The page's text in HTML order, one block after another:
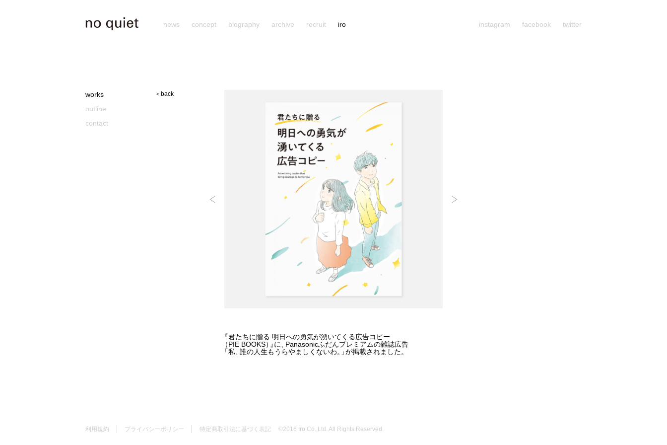
news concept biography archive recruit iro instagram facebook twitter
＜back
『君たちに贈る 明日への勇気が湧いてくる広告コピー
（PIE BOOKS）』に 、Panasonicふだんプレミアムの雑誌広告
「私 、
誰の人生もうらやましくないわ。」が掲載されました。
works
outline
contact
利用規約 プライバシーポリシー 特定商取引法に基づく表記 ©2016 Iro Co.,Ltd. All Rights Reserved.